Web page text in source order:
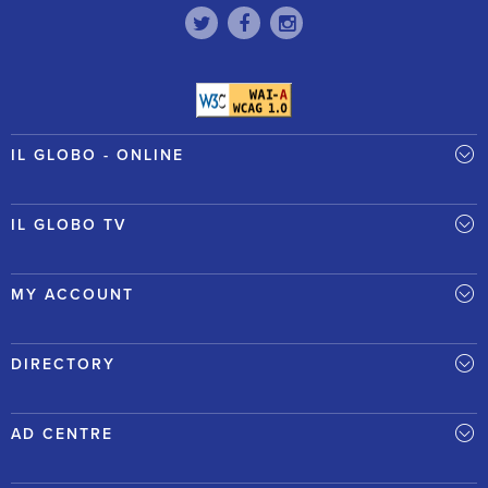
IL GLOBO - ONLINE
IL GLOBO TV
MY ACCOUNT
DIRECTORY
AD CENTRE